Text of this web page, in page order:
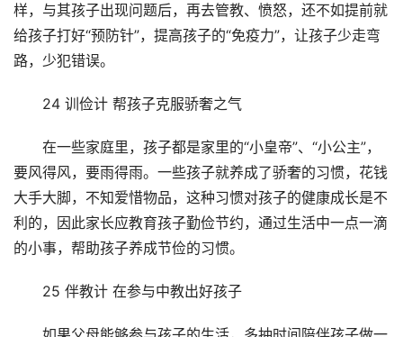
样，与其孩子出现问题后，再去管教、愤怒，还不如提前就
给孩子打好“预防针”，提高孩子的“免疫力”，让孩子少走弯
路，少犯错误。
24 训俭计 帮孩子克服骄奢之气
在一些家庭里，孩子都是家里的“小皇帝”、“小公主”，
要风得风，要雨得雨。一些孩子就养成了骄奢的习惯，花钱
大手大脚，不知爱惜物品，这种习惯对孩子的健康成长是不
利的，因此家长应教育孩子勤俭节约，通过生活中一点一滴
的小事，帮助孩子养成节俭的习惯。
25 伴教计 在参与中教出好孩子